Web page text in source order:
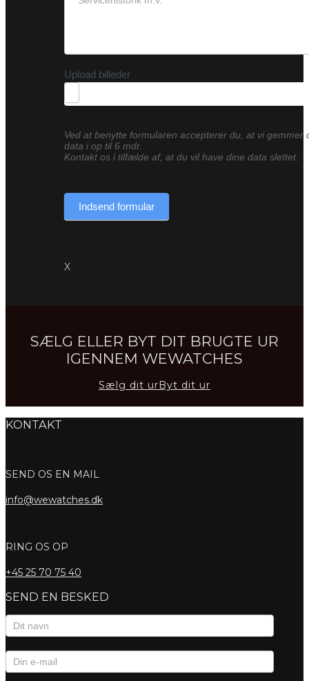
Upload billeder
Ved at benytte formularen accepterer du, at vi gemmer
data i op til 6 mdr.
Kontakt os i tilfælde af, at du vil have dine data slettet.
Indsend formular
X
SÆLG ELLER BYT DIT BRUGTE UR
IGENNEM WEWATCHES
Sælg dit urByt dit ur
KONTAKT
SEND OS EN MAIL
info@wewatches.dk
RING OS OP
+45 25 70 75 40
SEND EN BESKED
Kontaktformular